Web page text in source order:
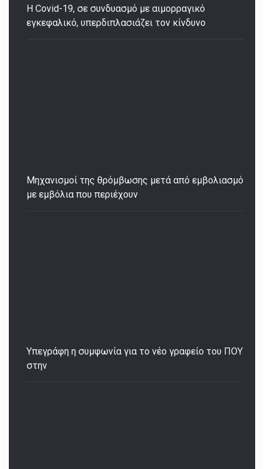
Η Covid-19, σε συνδυασμό με αιμορραγικό
εγκεφαλικό, υπερδιπλασιάζει τον κίνδυνο
Μηχανισμοί της θρόμβωσης μετά από εμβολιασμό
με εμβόλια που περιέχουν
Υπεγράφη η συμφωνία για το νέο γραφείο του ΠΟΥ
στην